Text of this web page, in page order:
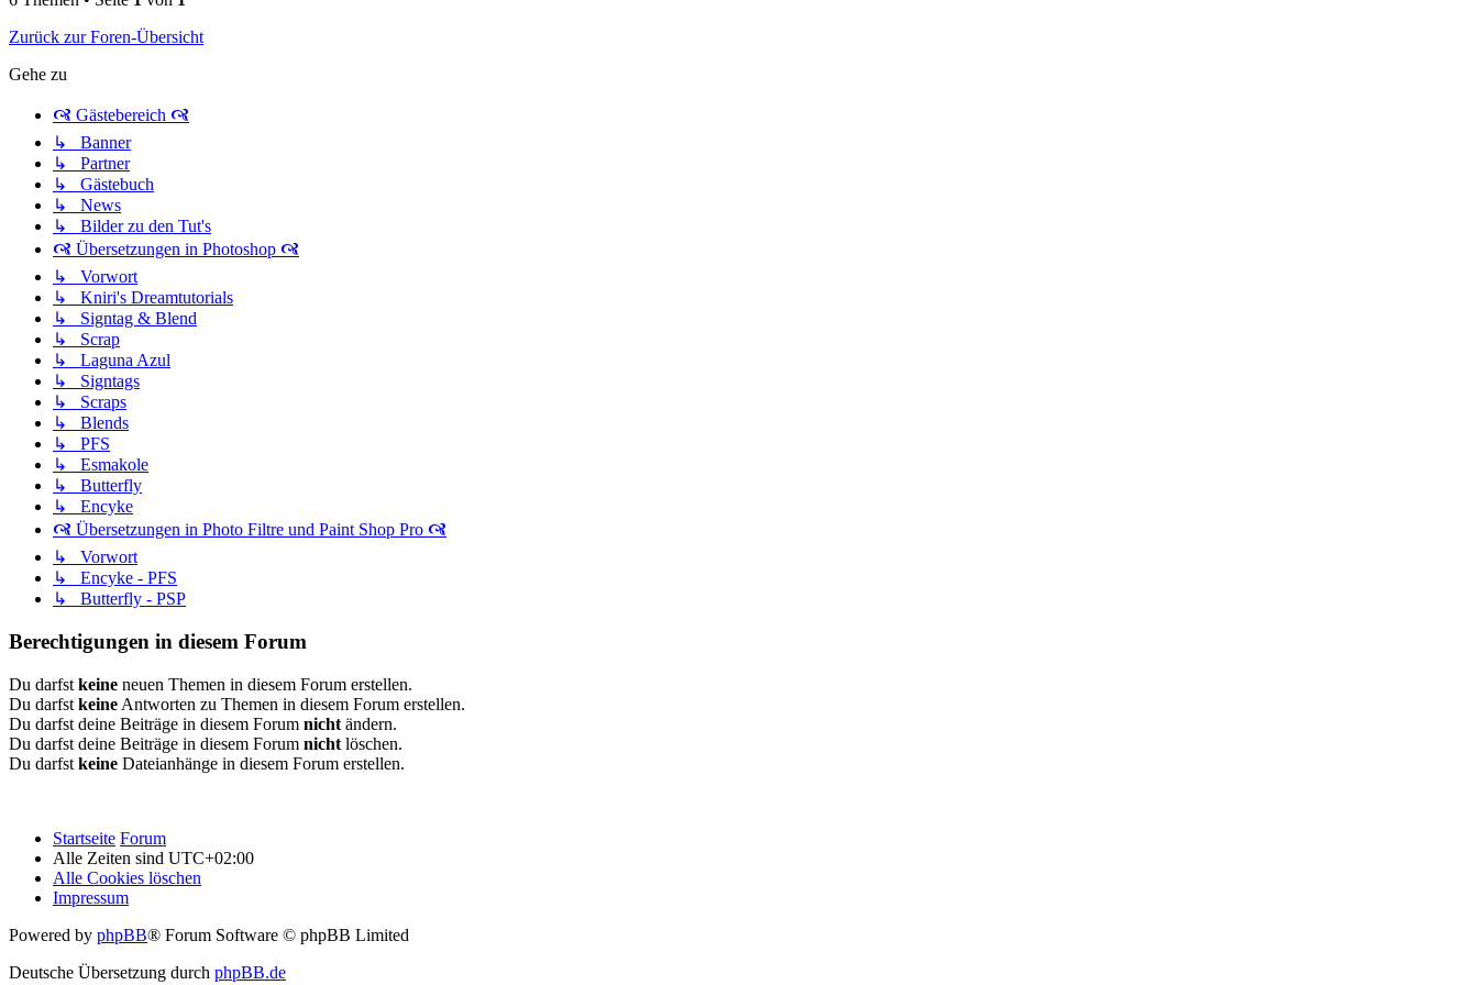
Zurück zur Foren-Übersicht
Gehe zu
🙧 Gästebereich 🙧
↳ Banner
↳ Partner
↳ Gästebuch
↳ News
↳ Bilder zu den Tut's
🙧 Übersetzungen in Photoshop 🙧
↳ Vorwort
↳ Kniri's Dreamtutorials
↳ Signtag & Blend
↳ Scrap
↳ Laguna Azul
↳ Signtags
↳ Scraps
↳ Blends
↳ PFS
↳ Esmakole
↳ Butterfly
↳ Encyke
🙧 Übersetzungen in Photo Filtre und Paint Shop Pro 🙧
↳ Vorwort
↳ Encyke - PFS
↳ Butterfly - PSP
Berechtigungen in diesem Forum
Du darfst keine neuen Themen in diesem Forum erstellen.
Du darfst keine Antworten zu Themen in diesem Forum erstellen.
Du darfst deine Beiträge in diesem Forum nicht ändern.
Du darfst deine Beiträge in diesem Forum nicht löschen.
Du darfst keine Dateianhänge in diesem Forum erstellen.
Startseite Forum
Alle Zeiten sind UTC+02:00
Alle Cookies löschen
Impressum
Powered by phpBB® Forum Software © phpBB Limited
Deutsche Übersetzung durch phpBB.de